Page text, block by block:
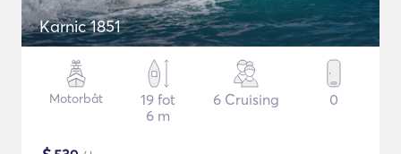
Karnic 1851
Motorbåt
19 fot
6 m
6 Cruising 0